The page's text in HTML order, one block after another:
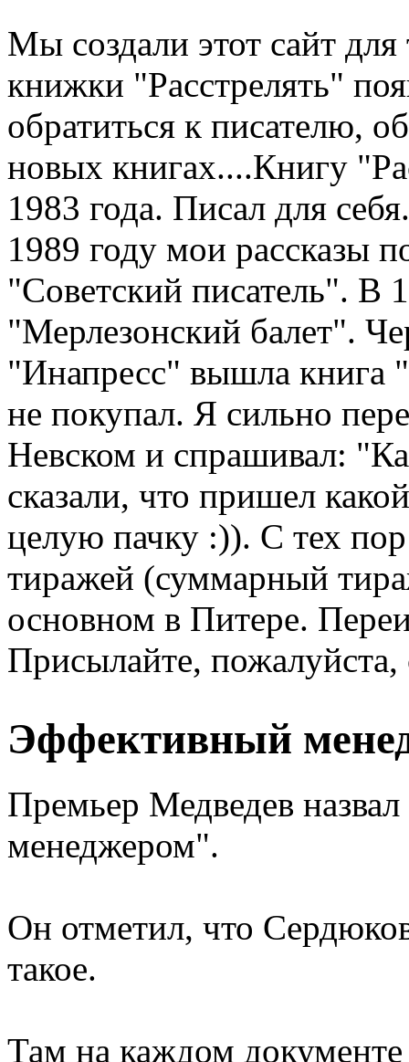
Мы создали этот сайт
книжки "Расстрелять"
обратиться к писателю,
новых книгах....Книгу
1983 года. Писал для
1989 году мои рассказы
"Советский писатель". В
"Мерлезонский балет".
"Инапресс" вышла книга
не покупал. Я сильно
Невском и спрашивал:
сказали, что пришел
целую пачку :)). С тех
тиражей (суммарный
основном в Питере.
Присылайте,
Эффективный
Премьер Медведев
менеджером".
Он отметил, что
такое.
Там на каждом